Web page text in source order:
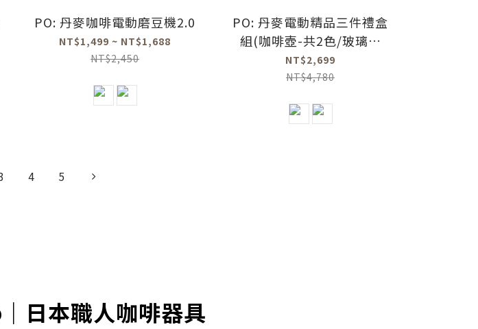
PO: 丹麥咖啡電動磨豆機2.0
NT$1,499 ~ NT$1,688
NT$2,450
PO: 丹麥電動精品三件禮盒
組(咖啡壺-共2色/玻璃杯
350ml-共4色/電動磨豆機
2.0)
NT$2,699
NT$4,780
4 5
日本職人咖啡器具